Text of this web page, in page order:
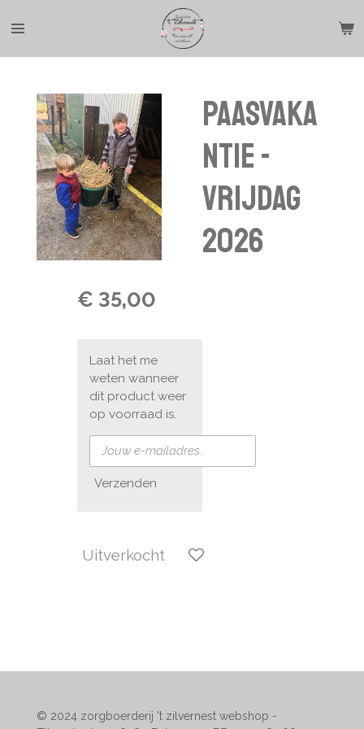
direct
Paasvaka
ntie -
Vrijdag
2026
€ 35,00
Laat het me
weten wanneer
dit product weer
op voorraad is.
Verzenden
Uitverkocht
© 2024 zorgboerderij 't zilvernest webshop -